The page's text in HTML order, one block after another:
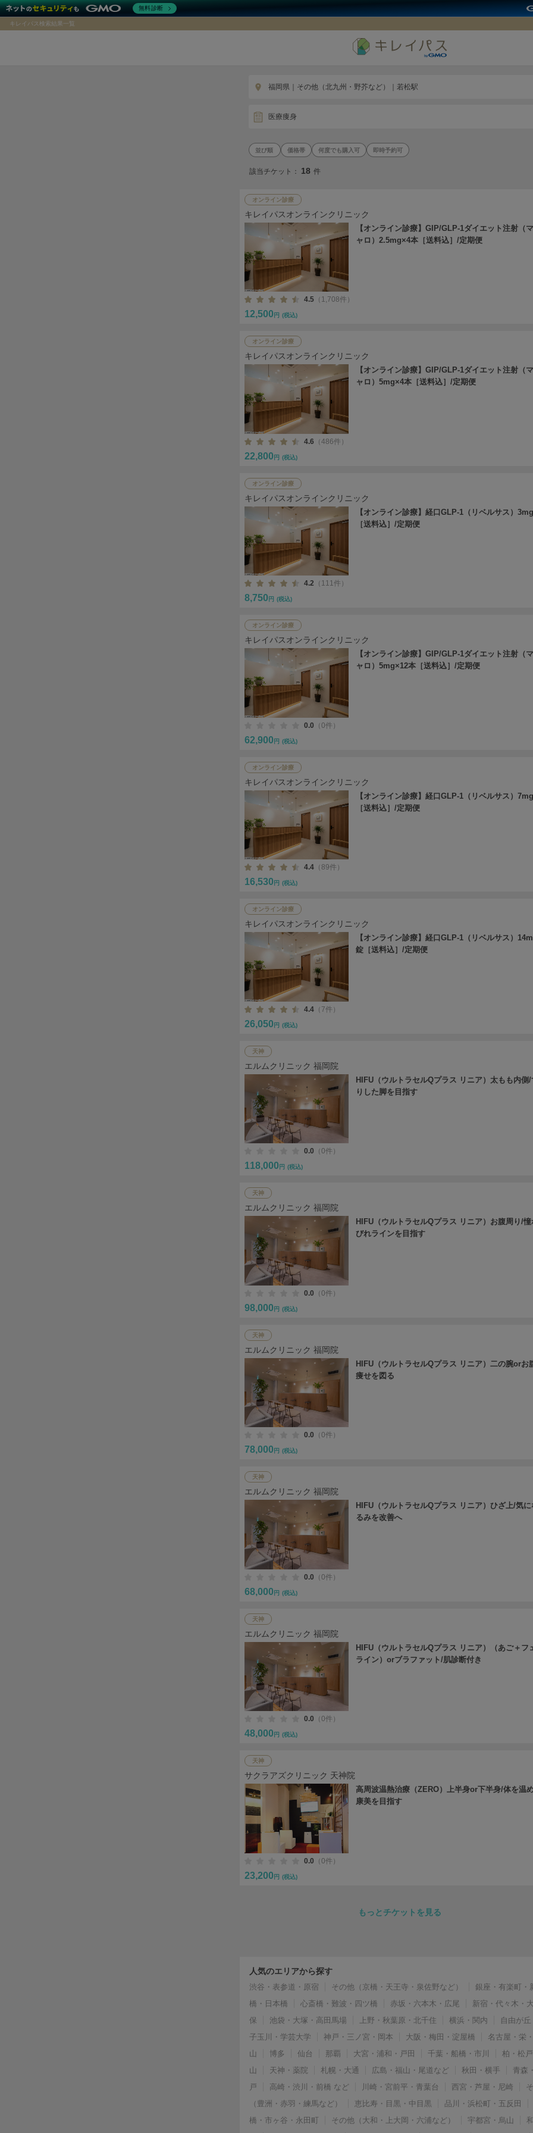
キレイパス検索結果一覧
福岡県｜その他（北九州・野芥など）｜若松駅
医療痩身
価格帯 何度でも購入可 即時予約可
該当チケット： 18 件
オンライン診療
キレイパスオンラインクリニック
【オンライン診療】GIP/GLP-1ダイエット注射（
ャロ）2.5mg×4本［送料込］/定期便
4.5 （1,708件）
12,500 円 (税込)
オンライン診療
キレイパスオンラインクリニック
【オンライン診療】GIP/GLP-1ダイエット注射（
ャロ）5mg×4本［送料込］/定期便
4.6 （486件）
22,800 円 (税込)
オンライン診療
キレイパスオンラインクリニック
【オンライン診療】経口GLP-1（リベルサス）
［送料込］/定期便
4.2 （111件）
8,750 円 (税込)
オンライン診療
キレイパスオンラインクリニック
【オンライン診療】GIP/GLP-1ダイエット注射（
ャロ）5mg×12本［送料込］/定期便
0.0 （0件）
62,900 円 (税込)
オンライン診療
キレイパスオンラインクリニック
【オンライン診療】経口GLP-1（リベルサス）
［送料込］/定期便
4.4 （89件）
16,530 円 (税込)
オンライン診療
キレイパスオンラインクリニック
【オンライン診療】経口GLP-1（リベルサス）
錠［送料込］/定期便
4.4 （7件）
26,050 円 (税込)
天神
エルムクリニック 福岡院
HIFU（ウルトラセルQプラス リニア）太もも内側
りした脚を目指す
0.0 （0件）
118,000 円 (税込)
天神
エルムクリニック 福岡院
HIFU（ウルトラセルQプラス リニア）お腹周り/
びれラインを目指す
0.0 （0件）
98,000 円 (税込)
天神
エルムクリニック 福岡院
HIFU（ウルトラセルQプラス リニア）二の腕orお
痩せを図る
0.0 （0件）
78,000 円 (税込)
天神
エルムクリニック 福岡院
HIFU（ウルトラセルQプラス リニア）ひざ上/気
るみを改善へ
0.0 （0件）
68,000 円 (税込)
天神
エルムクリニック 福岡院
HIFU（ウルトラセルQプラス リニア）（あご＋フ
ライン）orブラファット/肌診断付き
0.0 （0件）
48,000 円 (税込)
天神
サクラアズクリニック 天神院
高周波温熱治療（ZERO）上半身or下半身/体を温
康美を目指す
0.0 （0件）
23,200 円 (税込)
もっとチケットを見る
人気のエリアから探す
渋谷・表参道・原宿 その他（京橋・天王寺・泉佐野など）
銀座・有楽町・
橋・日本橋
心斎橋・難波・四ツ橋 赤坂・六本木・広尾
新宿・代々木・
保
池袋・大塚・高田馬場 上野・秋葉原・北千住 横浜・関内
自由が
子玉川・学芸大学
神戸・三ノ宮・岡本 大阪・梅田・淀屋橋
名古屋・栄
山
博多 仙台 那覇 大宮・浦和・戸田 千葉・船橋・市川
柏・松
山
天神・薬院 札幌・大通 広島・福山・尾道など 秋田・横手
青森
戸
高崎・渋川・前橋 など 川崎・宮前平・青葉台 西宮・芦屋・尼崎
（豊洲・赤羽・練馬など）
恵比寿・目黒・中目黒
品川・浜松町・五反田
橋・市ヶ谷・永田町
その他（大和・上大岡・六浦など） 宇都宮・烏山
無料診断